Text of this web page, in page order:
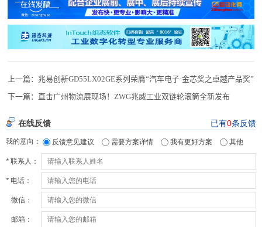
上一篇：兆易创新GD55LX02GE系列荣膺“汽车电子·金芯奖之卓越产品奖”
下一篇： 直击广州物流展现场！ZWG兆威工业双链轮滚筒全新发布